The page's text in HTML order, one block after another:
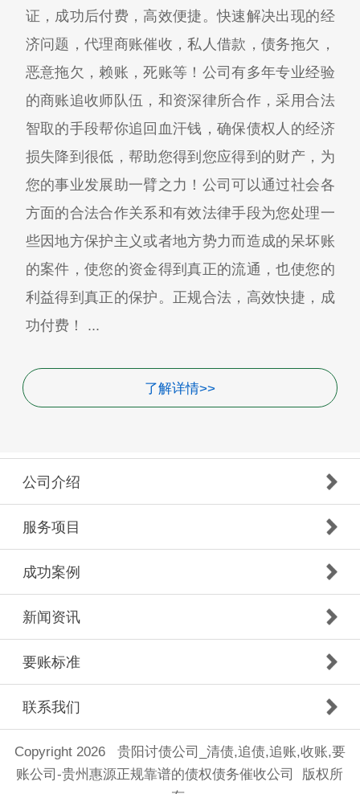
证，成功后付费，高效便捷。快速解决出现的经
济问题，代理商账催收，私人借款，债务拖欠，
恶意拖欠，赖账，死账等！公司有多年专业经验
的商账追收师队伍，和资深律所合作，采用合法
智取的手段帮你追回血汗钱，确保债权人的经济
损失降到很低，帮助您得到您应得到的财产，为
您的事业发展助一臂之力！公司可以通过社会各
方面的合法合作关系和有效法律手段为您处理一
些因地方保护主义或者地方势力而造成的呆坏账
的案件，使您的资金得到真正的流通，也使您的
利益得到真正的保护。正规合法，高效快捷，成
功付费！ ...
了解详情>>
公司介绍
服务项目
成功案例
新闻资讯
要账标准
联系我们
Copyright 2026 贵阳讨债公司_清债,追债,追账,收账,要
账公司-贵州惠源正规靠谱的债权债务催收公司 版权所